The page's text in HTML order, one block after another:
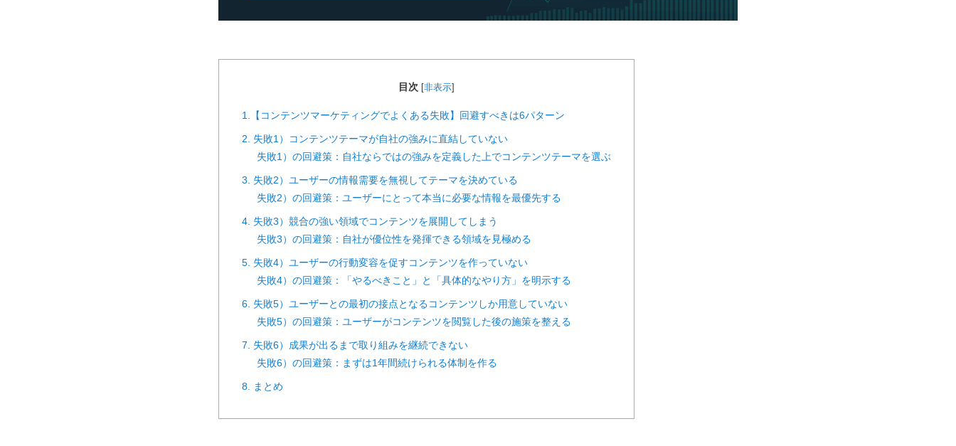
目次 非表示
1.【コンテンツマーケティングでよくある失敗】回避すべきは6パターン
2. 失敗1）コンテンツテーマが自社の強みに直結していない
失敗1）の回避策：自社ならではの強みを定義した上でコンテンツテーマを選ぶ
3. 失敗2）ユーザーの情報需要を無視してテーマを決めている
失敗2）の回避策：ユーザーにとって本当に必要な情報を最優先する
4. 失敗3）競合の強い領域でコンテンツを展開してしまう
失敗3）の回避策：自社が優位性を発揮できる領域を見極める
5. 失敗4）ユーザーの行動変容を促すコンテンツを作っていない
失敗4）の回避策：「やるべきこと」と「具体的なやり方」を明示する
6. 失敗5）ユーザーとの最初の接点となるコンテンツしか用意していない
失敗5）の回避策：ユーザーがコンテンツを閲覧した後の施策を整える
7. 失敗6）成果が出るまで取り組みを継続できない
失敗6）の回避策：まずは1年間続けられる体制を作る
8. まとめ